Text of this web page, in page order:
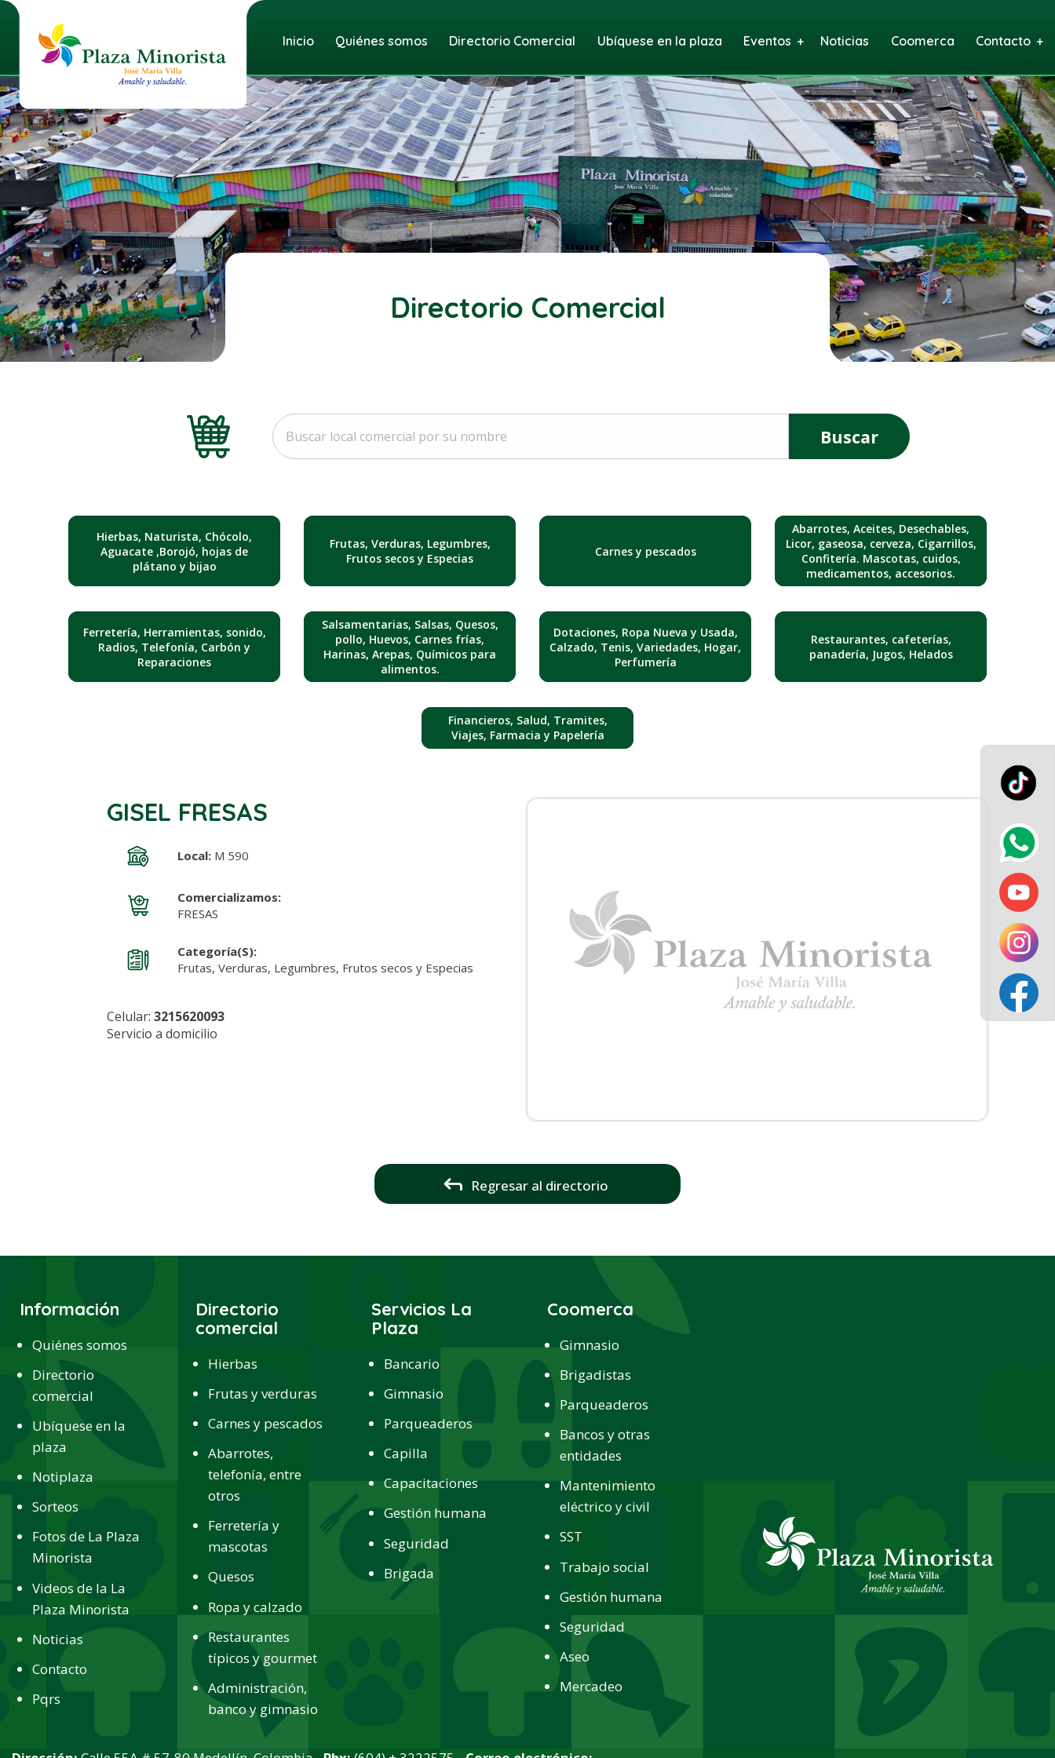
Inicio Quiénes somos Directorio Comercial Ubíquese en la plaza Eventos Noticias Coomerca Contacto
Directorio Comercial
Buscar
Hierbas, Naturista, Chócolo,
Aguacate ,Borojó, hojas de
plátano y bijao
Frutas, Verduras, Legumbres,
Frutos secos y Especias
Carnes y pescados
Abarrotes, Aceites, Desechables,
Licor, gaseosa, cerveza, Cigarrillos,
Confitería. Mascotas, cuidos,
medicamentos, accesorios.
Ferretería, Herramientas, sonido,
Radios, Telefonía, Carbón y
Reparaciones
Salsamentarias, Salsas, Quesos,
pollo, Huevos, Carnes frías,
Harinas, Arepas, Químicos para
alimentos.
Dotaciones, Ropa Nueva y Usada,
Calzado, Tenis, Variedades, Hogar,
Perfumería
Restaurantes, cafeterías,
panadería, Jugos, Helados
Financieros, Salud, Tramites,
Viajes, Farmacia y Papelería
GISEL FRESAS
Local:M 590
Comercializamos:
FRESAS
Categoría(s):
Frutas, Verduras, Legumbres, Frutos secos y Especias
Celular: 3215620093
Servicio a domicilio
Regresar al directorio
Información
Quiénes somos
Directorio
comercial
Ubíquese en la
plaza
Notiplaza
Sorteos
Fotos de La Plaza
Minorista
Videos de la La
Plaza Minorista
Noticias
Contacto
Pqrs
Directorio
comercial
Hierbas
Frutas y verduras
Carnes y pescados
Abarrotes,
telefonía, entre
otros
Ferretería y
mascotas
Quesos
Ropa y calzado
Restaurantes
típicos y gourmet
Administración,
banco y gimnasio
Servicios La
Plaza
Bancario
Gimnasio
Parqueaderos
Capilla
Capacitaciones
Gestión humana
Seguridad
Brigada
Coomerca
Gimnasio
Brigadistas
Parqueaderos
Bancos y otras
entidades
Mantenimiento
eléctrico y civil
SST
Trabajo social
Gestión humana
Seguridad
Aseo
Mercadeo